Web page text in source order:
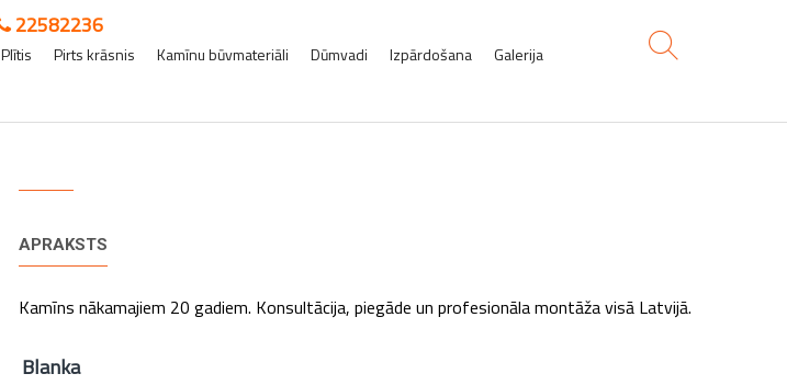
22582236
Plītis Pirts krāsnis Kamīnu būvmateriāli Dūmvadi Izpārdošana
Galerija
APRAKSTS
Kamīns nākamajiem 20 gadiem. Konsultācija, piegāde un profesionāla montāža visā Latvijā.
Blanka